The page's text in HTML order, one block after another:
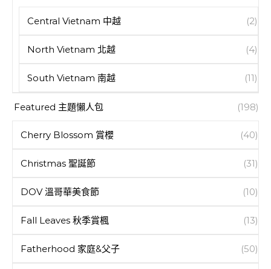
Central Vietnam 中越 (2)
North Vietnam 北越 (4)
South Vietnam 南越 (11)
Featured 主題懶人包 (198)
Cherry Blossom 賞櫻 (40)
Christmas 聖誕節 (31)
DOV 溫哥華美食節 (10)
Fall Leaves 秋季賞楓 (13)
Fatherhood 家庭&父子 (50)